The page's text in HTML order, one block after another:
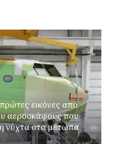
εικόνες από
αεροσκάφους που
νύχτα στα μέτωπα